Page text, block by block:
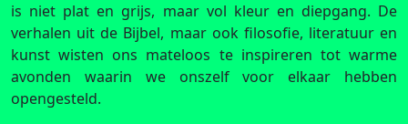
is niet plat en grijs, maar vol kleur en diepgang. De
verhalen uit de Bijbel, maar ook filosofie, literatuur en
kunst wisten ons mateloos te inspireren tot warme
avonden waarin we onszelf voor elkaar hebben
opengesteld.